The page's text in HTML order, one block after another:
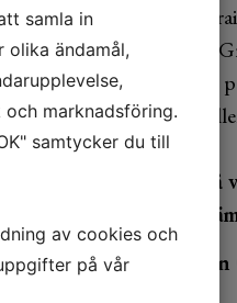
1dl Crème
120g Riven
100g tärnad
Chiliflakes
1 st citron
1. Sätt ugnen
Crème fraiche
3. Strö över riven
samla in
ändamål,
marknadsföring.
samtycker du till
av cookies och
på vår